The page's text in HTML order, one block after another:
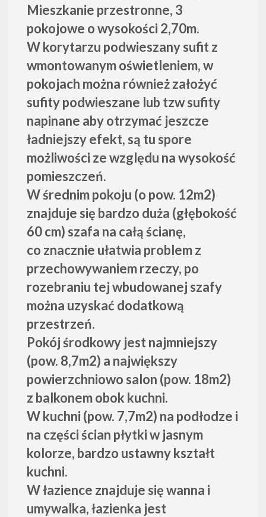
Mieszkanie przestronne, 3
pokojowe o wysokości 2,70m.
W korytarzu podwieszany sufit z
wmontowanym oświetleniem, w
pokojach można również założyć
sufity podwieszane lub tzw sufity
napinane aby otrzymać jeszcze
ładniejszy efekt, są tu spore
możliwości ze względu na wysokość
pomieszczeń.
W średnim pokoju (o pow. 12m2)
znajduje się bardzo duża (głębokość
60 cm) szafa na całą ścianę,
co znacznie ułatwia problem z
przechowywaniem rzeczy, po
rozebraniu tej wbudowanej szafy
można uzyskać dodatkową
przestrzeń.
Pokój środkowy jest najmniejszy
(pow. 8,7m2) a największy
powierzchniowo salon (pow. 18m2)
z balkonem obok kuchni.
W kuchni (pow. 7,7m2) na podłodze i
na części ścian płytki w jasnym
kolorze, bardzo ustawny kształt
kuchni.
W łazience znajduje się wanna i
umywalka, łazienka jest